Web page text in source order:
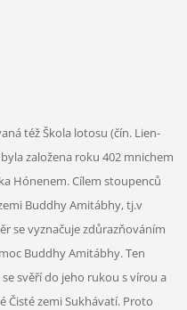
též Škola lotosu (čín. Lien-
založena roku 402 mnichem
Hónenem. Cílem stoupenců
Buddhy Amitábhy, tj.v
se vyznačuje zdůrazňováním
Buddhy Amitábhy. Ten
svěří do jeho rukou s vírou a
Čisté zemi Sukhávatí. Proto